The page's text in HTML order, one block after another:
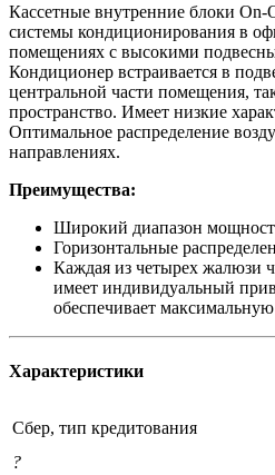
Кассетные внутренние блоки On-
системы кондиционирования в
помещениях с высокими
Кондиционер встраивается в
центральной части помещения,
пространство. Имеет низкие
Оптимальное распределение
направлениях.
Преимущества:
Широкий диапазон
Горизонтальные
Каждая из четырех жалюзи
имеет индивидуальный
обеспечивает
Характеристики
Сбер, тип кредитования
?